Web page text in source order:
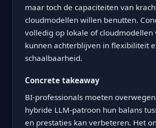
maar toch de capaciteiten van
cloudmodellen willen benutten.
volledig op lokale of cloudmodellen
kunnen achterblijven in flexibiliteit
schaalbaarheid.
Concrete takeaway
BI-professionals moeten
hybride LLM-patroon hun balans
en prestaties kan verbeteren. Het